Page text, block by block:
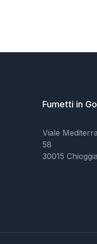
Fumetti in
Viale
58
30015